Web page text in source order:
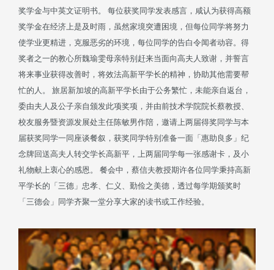
奖学金与中英文证明书。 每位获奖同学发表感言，咸认为获得高额
奖学金在经济上是及时雨，虽然家境突遭困境，但每位同学将努力
使学业更精进，克服恶劣的环境，每位同学的告白令闻者动容。得
奖者之一的教心所魏瑜雯母亲特别赶来当面向高夫人致谢，并誓言
将来事业获得改善时，将效法高新平学长的精神，协助其他需要帮
忙的人。 旅居新加坡的高新平学长由于公务繁忙，未能亲自返台，
委由夫人及公子亲自颁发此项奖项，并由前技术学院院长蔡教授、
校友服务暨资源发展处主任陈敏男作陪，邀请上两届得奖同学与本
届获奖同学一同座谈餐叙，获奖同学特别准备一面「惠助良多」纪
念牌回送高夫人转交学长高新平，上两届同学每一张感谢卡，及小
礼物献上衷心的感恩。 餐会中，蔡信夫教授期许各位同学秉持高新
平学长的「三德」忠孝、仁义、勤俭之美德，透过每学期颁奖时
「三德会」同学齐聚一堂分享大家的读书或工作经验。